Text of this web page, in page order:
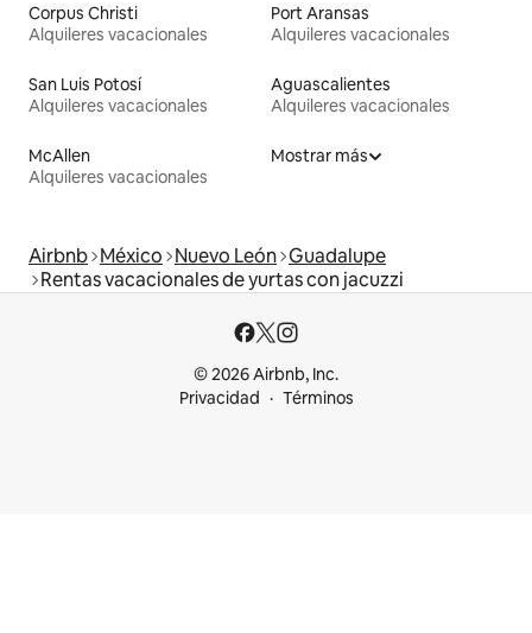
Corpus Christi
Alquileres vacacionales
Port Aransas
Alquileres vacacionales
San Luis Potosí
Alquileres vacacionales
Aguascalientes
Alquileres vacacionales
McAllen
Alquileres vacacionales
Mostrar más
Airbnb México Nuevo León Guadalupe
Rentas vacacionales de yurtas con jacuzzi
© 2026 Airbnb, Inc.
Privacidad
Términos